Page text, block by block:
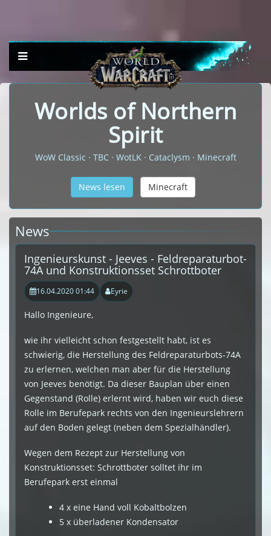
Worlds of Northern
Spirit
WoW Classic · TBC · WotLK · Cataclysm · Minecraft
News lesen Minecraft
News
Ingenieurskunst - Jeeves - Feldreparaturbot-
74A und Konstruktionsset Schrottboter
16.04.2020 01:44 Eyrie
Hallo Ingenieure,
wie ihr vielleicht schon festgestellt habt, ist es
schwierig, die Herstellung des Feldreparaturbots-74A
zu erlernen, welchen man aber für die Herstellung
von Jeeves benötigt. Da dieser Bauplan über einen
Gegenstand (Rolle) erlernt wird, haben wir euch diese
Rolle im Berufepark rechts von den Ingenieurslehrern
auf den Boden gelegt (neben dem Spezialhändler).
Wegen dem Rezept zur Herstellung von
Konstruktionsset: Schrottboter solltet ihr im
Berufepark erst einmal
4 x eine Hand voll Kobaltbolzen
5 x überladener Kondensator